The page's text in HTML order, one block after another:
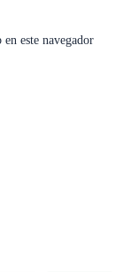
este navegador